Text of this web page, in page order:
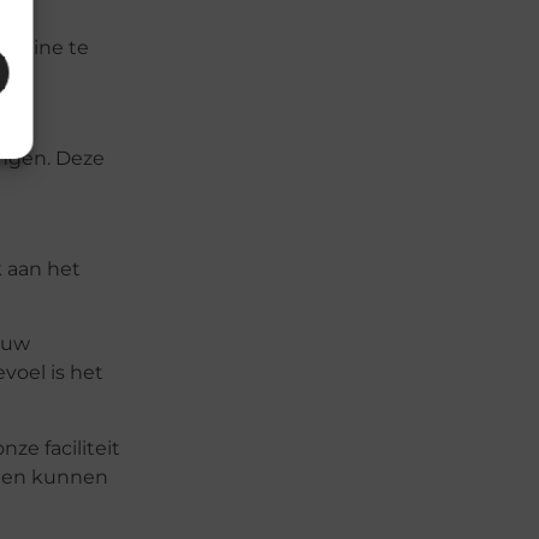
te
Deze
aan het
is het
faciliteit
kunnen